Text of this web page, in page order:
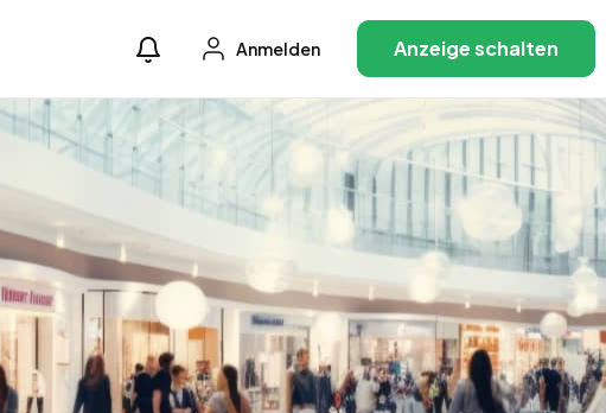
Anmelden Anzeige schalten